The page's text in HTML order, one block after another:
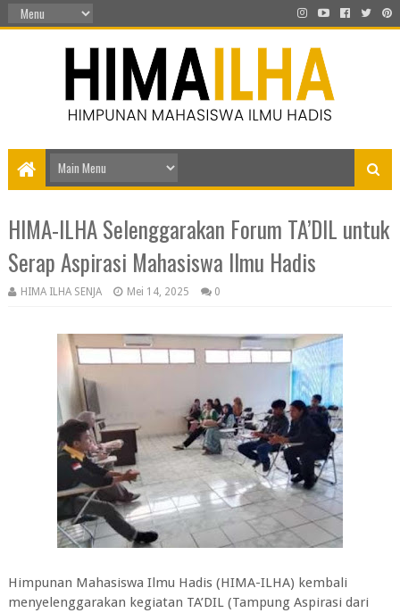
HIMA-ILHA Selenggarakan Forum TA’DIL untuk
Serap Aspirasi Mahasiswa Ilmu Hadis
HIMA ILHA SENJA Mei 14, 2025 0
Himpunan Mahasiswa Ilmu Hadis (HIMA-ILHA) kembali
menyelenggarakan kegiatan TA’DIL (Tampung Aspirasi dari